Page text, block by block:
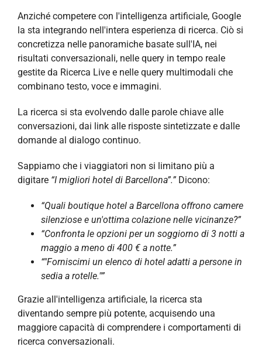
Anziché competere con l'intelligenza artificiale, Google
la sta integrando nell'intera esperienza di ricerca. Ciò si
concretizza nelle panoramiche basate sull'IA, nei
risultati conversazionali, nelle query in tempo reale
gestite da Ricerca Live e nelle query multimodali che
combinano testo, voce e immagini.
La ricerca si sta evolvendo dalle parole chiave alle
conversazioni, dai link alle risposte sintetizzate e dalle
domande al dialogo continuo.
Sappiamo che i viaggiatori non si limitano più a
digitare “I migliori hotel di Barcellona”.”Dicono:
“Quali boutique hotel a Barcellona offrono camere
silenziose e un'ottima colazione nelle vicinanze?”
“Confronta le opzioni per un soggiorno di 3 notti a
maggio a meno di 400 € a notte.”
“"Forniscimi un elenco di hotel adatti a persone in
sedia a rotelle."”
Grazie all'intelligenza artificiale, la ricerca sta
diventando sempre più potente, acquisendo una
maggiore capacità di comprendere i comportamenti di
ricerca conversazionali.